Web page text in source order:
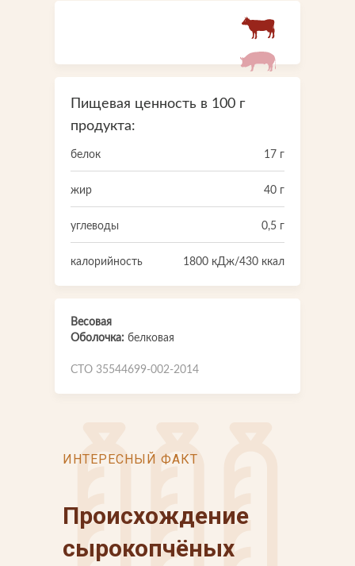
Пищевая ценность в 100 г
продукта:
белок 17 г
жир 40 г
углеводы 0,5 г
калорийность 1800 кДж/430 ккал
Весовая
Оболочка: белковая
СТО 35544699-002-2014
ИНТЕРЕСНЫЙ ФАКТ
Происхождение
сырокопчёных